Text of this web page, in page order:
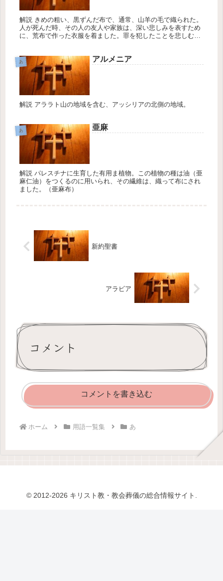
解説 きめの粗い、黒ずんだ布で、通常、山羊の毛で織られた。
人が死んだ時、その人の友人や家族は、深い悲しみを表すため
に、荒布で作った衣服を着ました。罪を犯したことを悲しむ者
あ アルメニア
解説 アララト山の地域を含む、アッシリアの北側の地域。
あ 亜麻
解説 パレスチナに生育した有用ま植物。この植物の種は油（亜
麻仁油）をつくるのに用いられ、その繊維は、織って布にされ
ました。（亜麻布）
新約聖書
アラビア
コメント
コメントを書き込む
ホーム 用語一覧集 あ
© 2012-2026 キリスト教・教会葬儀の総合情報サイト.